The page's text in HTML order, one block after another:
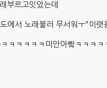
부르고잇었는데
에서 노래불러 무서워ㅜ"이랫
ㅋㅋㅋㅋㅋ미안아빸ㅋㅋㅋㅋ